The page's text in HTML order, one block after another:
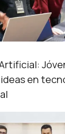
en